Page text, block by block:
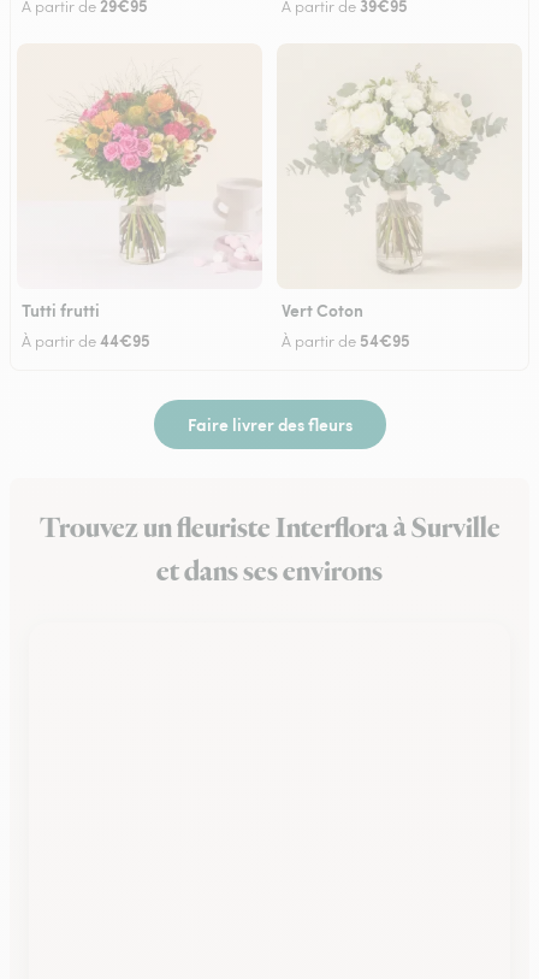
À partir de29€95 À partir de 39€95
Tutti frutti
À partir de44€95
Vert Coton
À partir de 54€95
Faire livrer des fleurs
Trouvez un fleuriste Interflora à Surville
et dans ses environs